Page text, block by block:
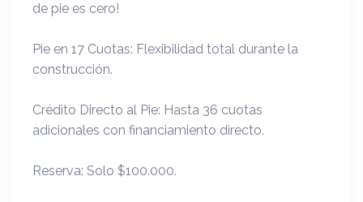
de pie es cero!
Pie en 17 Cuotas: Flexibilidad total durante la
construcción.
Crédito Directo al Pie: Hasta 36 cuotas
adicionales con financiamiento directo.
Reserva: Solo $100.000.